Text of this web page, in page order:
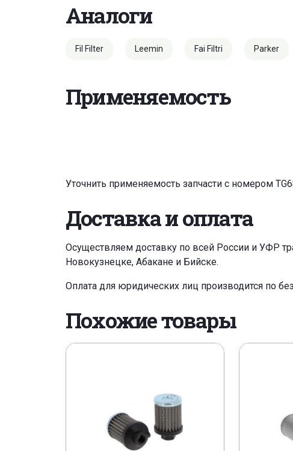
Аналоги
Fil Filter Leemin Fai Filtri Parker
Применяемость
Уточнить применяемость запчасти с номером
Доставка и оплата
Осуществляем доставку по всей России и УФР
Новокузнецке, Абакане и Бийске.
Оплата для юридических лиц производится по
Похожие товары